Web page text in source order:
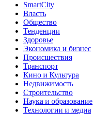
SmartCity
Власть
Общество
Тенденции
Здоровье
Экономика и бизнес
Происшествия
Транспорт
Кино и Культура
Недвижимость
Строительство
Наука и образование
Технологии и медиа